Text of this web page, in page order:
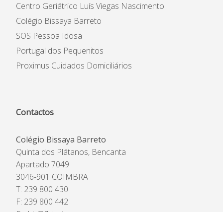
Centro Geriátrico Luís Viegas Nascimento
Colégio Bissaya Barreto
SOS Pessoa Idosa
Portugal dos Pequenitos
Proximus Cuidados Domiciliários
Contactos
Colégio Bissaya Barreto
Quinta dos Plátanos, Bencanta
Apartado 7049
3046-901 COIMBRA
T: 239 800 430
F: 239 800 442